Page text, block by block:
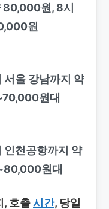
80,000원, 8시
원
서울 강남까지 약
원대
인천공항까지 약
원대
, 호출시간, 당일